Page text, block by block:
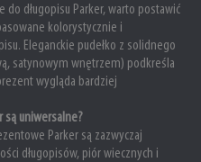
do długopisu Parker, warto postawić
kolorystycznie i
Eleganckie pudełko z solidnego
satynowym wnętrzem) podkreśla
wygląda bardziej
są uniwersalne?
Parker są zazwyczaj
długopisów, piór wiecznych i